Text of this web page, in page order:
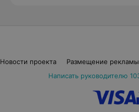
Новости проекта Размещение рекламы
Написать руководителю